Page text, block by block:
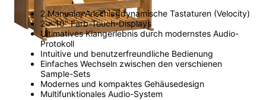
2 Manuale, Anschlagdynamische Tastaturen (Velocity)
2 x 10" Farb-Touch-Displays
Ultimatives Klangerlebnis durch modernstes Audio-
Protokoll
Intuitive und benutzerfreundliche Bedienung
Einfaches Wechseln zwischen den verschienen
Sample-Sets
Modernes und kompaktes Gehäusedesign
Multifunktionales Audio-System